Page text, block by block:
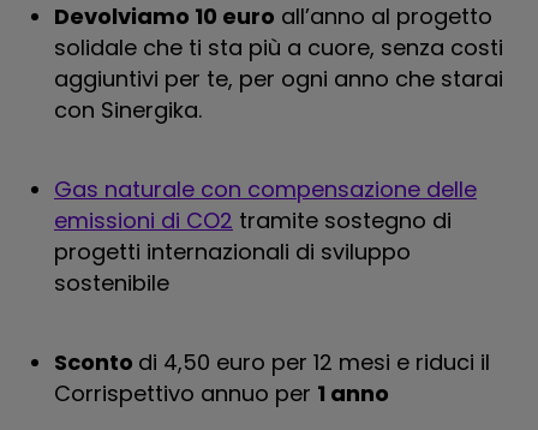
Devolviamo 10 euro all’anno al progetto
solidale che ti sta più a cuore, senza costi
aggiuntivi per te, per ogni anno che starai
con Sinergika.
Gas naturale con compensazione delle
emissioni di CO2 tramite sostegno di
progetti internazionali di sviluppo
sostenibile
Sconto di 4,50 euro per 12 mesi e riduci il
Corrispettivo annuo per 1 anno